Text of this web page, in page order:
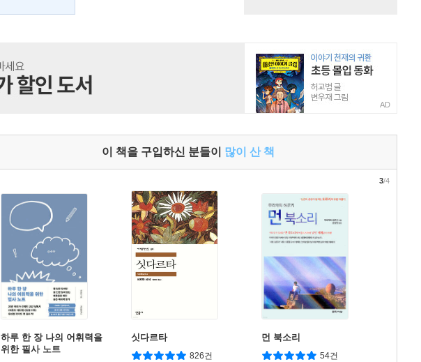
AD
이 책을 구입하신 분들이 많이 산 책
하루 한 장 나의 어휘력을
위한 필사 노트
싯다르타
826건
먼 북소리
54건
3/4